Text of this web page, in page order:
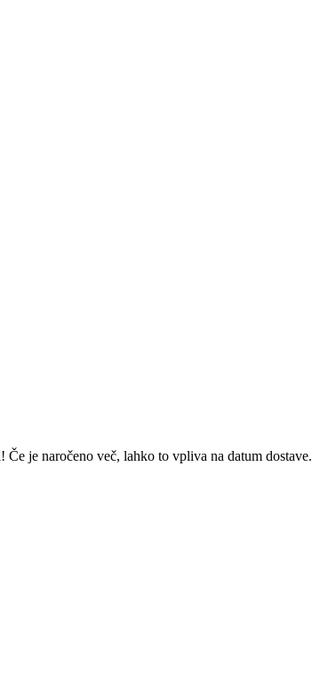
je naročeno več, lahko to vpliva na datum dostave.